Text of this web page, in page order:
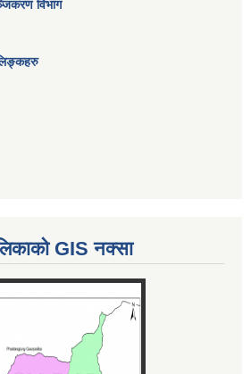
विभाग
GIS नक्सा